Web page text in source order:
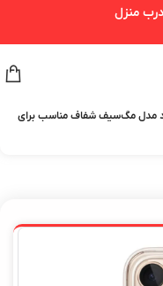
منزل
مدل مگ‌سیف شفاف مناسب برای